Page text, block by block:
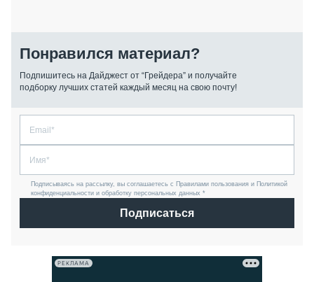
Понравился материал?
Подпишитесь на Дайджест от “Грейдера” и получайте
подборку лучших статей каждый месяц на свою почту!
Подписываясь на рассылку, вы соглашаетесь с Правилами пользования и Политикой
конфиденциальности и обработку персональных данных *
Подписаться
РЕКЛАМА